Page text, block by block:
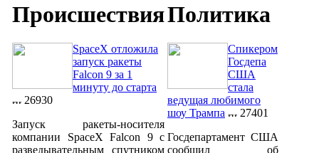
Происшествия
SpaceX отложила
запуск ракеты
Falcon 9 за 1
минуту до старта
26930
Запуск ракеты-носителя
компании SpaceX Falcon 9 с
разведывательным спутником
Политика
Спикером
Госдепа
США
стала
ведущая любимого
шоу Трампа
27401
Госдепартамент США
сообщил об